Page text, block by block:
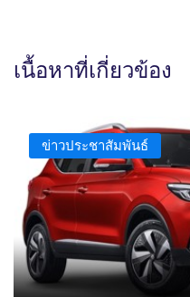
เนื้อหาที่เกี่ยวข้อง
ข่าวประชาสัมพันธ์